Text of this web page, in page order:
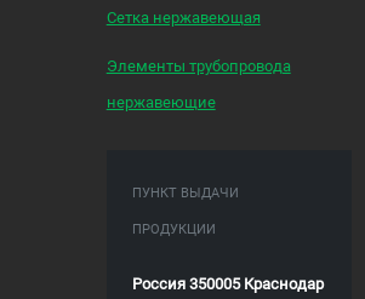
Сетка нержавеющая
Элементы трубопровода
нержавеющие
ПУНКТ ВЫДАЧИ
ПРОДУКЦИИ
Россия 350005 Краснодар